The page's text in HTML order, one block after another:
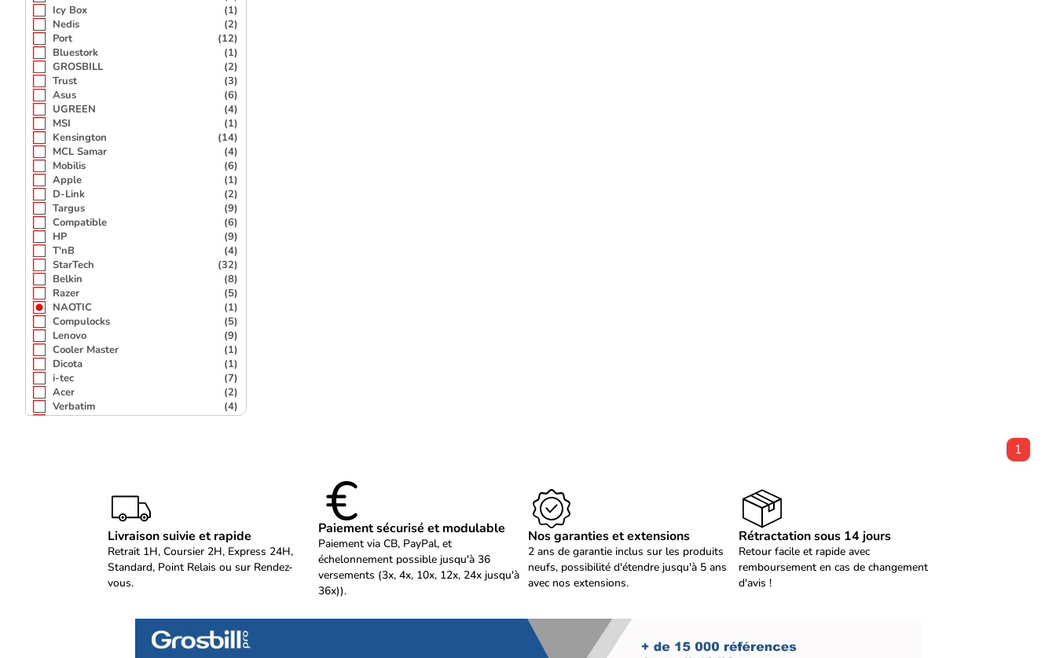
Icy Box
(1)
Nedis
(2)
Port
(12)
Bluestork
(1)
GROSBILL
(2)
Trust
(3)
Asus
(6)
UGREEN
(4)
MSI
(1)
Kensington
(14)
MCL Samar
(4)
Mobilis
(6)
Apple
(1)
D-Link
(2)
Targus
(9)
Compatible
(6)
HP
(9)
T'nB
(4)
StarTech
(32)
Belkin
(8)
Razer
(5)
NAOTIC
(1)
Compulocks
(5)
Lenovo
(9)
Cooler Master
(1)
Dicota
(1)
i-tec
(7)
Acer
(2)
Verbatim
(4)
SATECHI
(1)
1
Livraison suivie et rapide
Retrait 1H, Coursier 2H, Express 24H,
Standard, Point Relais ou sur Rendez-
vous.
Paiement sécurisé et modulable
Paiement via CB, PayPal, et
échelonnement possible jusqu'à 36
versements (3x, 4x, 10x, 12x, 24x jusqu'à
36x)).
Nos garanties et extensions
2 ans de garantie inclus sur les produits
neufs, possibilité d'étendre jusqu'à 5 ans
avec nos extensions.
Rétractation sous 14 jours
Retour facile et rapide avec
remboursement en cas de changement
d'avis !